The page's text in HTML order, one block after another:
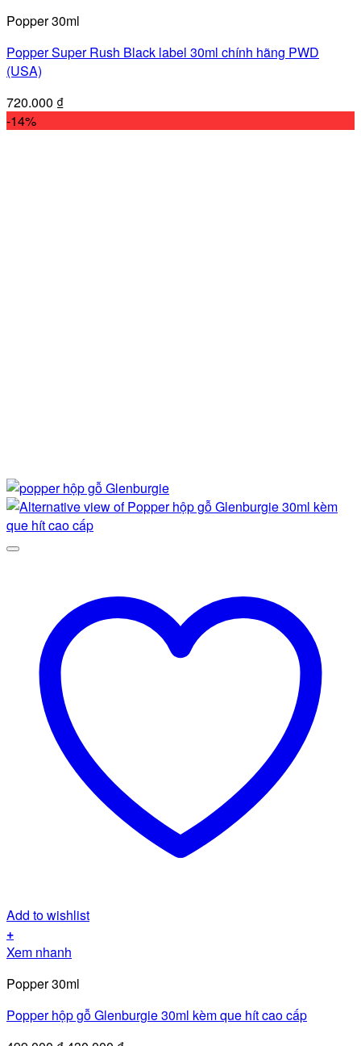
Popper 30ml
Popper Super Rush Black label 30ml chính hãng PWD
(USA)
720.000 ₫
-14%
Add to wishlist
+
Xem nhanh
Popper 30ml
Popper hộp gỗ Glenburgie 30ml kèm que hít cao cấp